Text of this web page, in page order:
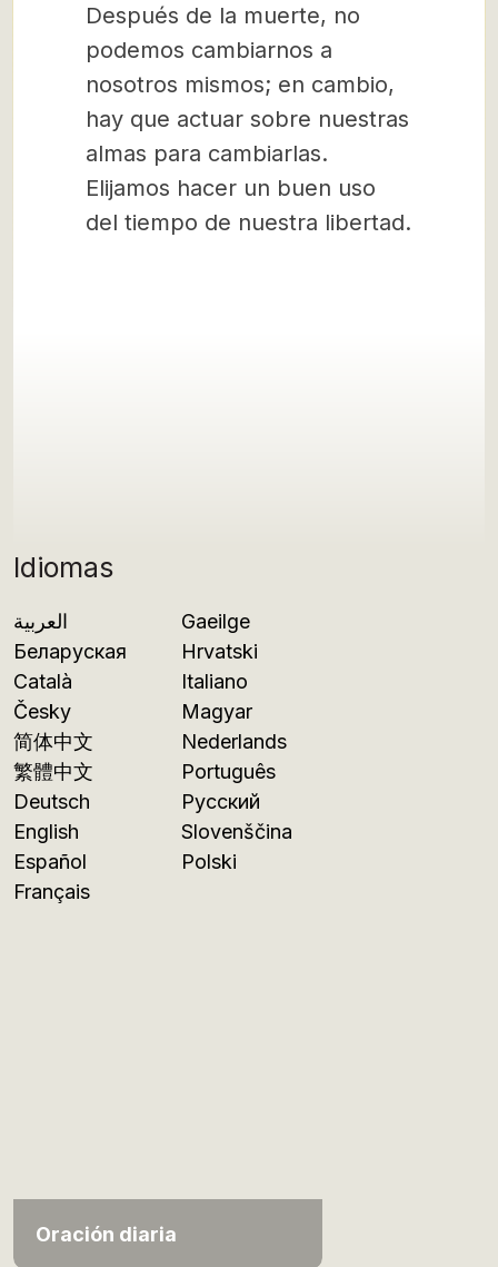
Idiomas
العربية
Беларуская
Català
Česky
简体中文
繁體中文
Deutsch
English
Español
Français
Gaeilge
Hrvatski
Italiano
Magyar
Nederlands
Português
Русский
Slovenščina
Polski
Oración diaria
Después de la muerte, no
podemos cambiarnos a
nosotros mismos; en cambio,
hay que actuar sobre nuestras
almas para cambiarlas.
Elijamos hacer un buen uso
del tiempo de nuestra libertad.